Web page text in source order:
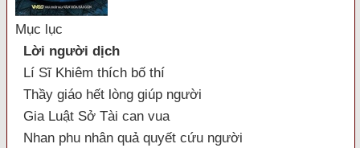
Mục lục
Lời người dịch
Lí Sĩ Khiêm thích bố thí
Thầy giáo hết lòng giúp người
Gia Luật Sở Tài can vua
Nhan phu nhân quả quyết cứu người